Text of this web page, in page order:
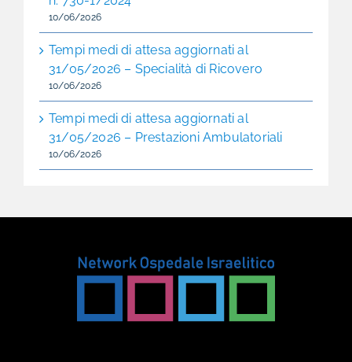
10/06/2026
Tempi medi di attesa aggiornati al
31/05/2026 – Specialità di Ricovero
10/06/2026
Tempi medi di attesa aggiornati al
31/05/2026 – Prestazioni Ambulatoriali
10/06/2026